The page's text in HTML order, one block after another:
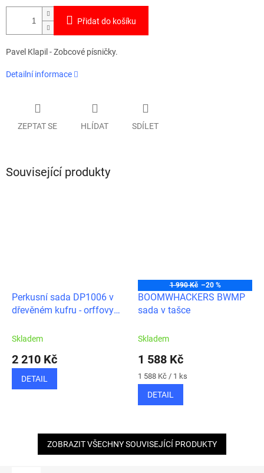
Přidat do košíku
Pavel Klapil - Zobcové písničky.
Detailní informace
ZEPTAT SE HLÍDAT SDÍLET
Související produkty
Perkusní sada DP1006 v
dřevěném kufru - orffovy
Skladem
2 210 Kč
DETAIL
1 990 Kč –20 %
BOOMWHACKERS BWMP
sada v tašce
Skladem
1 588 Kč
Měrná
cena:
1 588 Kč / 1 ks
DETAIL
ZOBRAZIT VŠECHNY SOUVISEJÍCÍ PRODUKTY